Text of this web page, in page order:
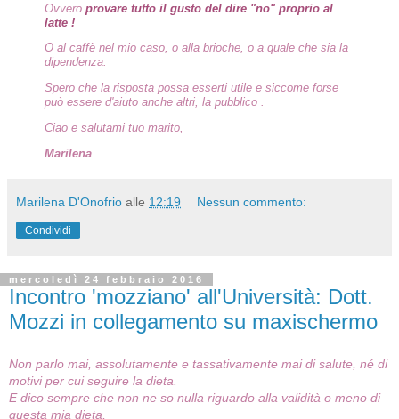
Ovvero provare tutto il gusto del dire "no" proprio al
latte !
O al caffè nel mio caso, o alla brioche, o a quale che sia la
dipendenza.
Spero che la risposta possa esserti utile e siccome forse
può essere d'aiuto anche altri, la pubblico .
Ciao e salutami tuo marito,
Marilena
Marilena D'Onofrio alle 12:19 Nessun commento:
Condividi
mercoledì 24 febbraio 2016
Incontro 'mozziano' all'Università: Dott.
Mozzi in collegamento su maxischermo
Non parlo mai, assolutamente e tassativamente mai di salute, né di
motivi per cui seguire la dieta.
E dico sempre che non ne so nulla riguardo alla validità o meno di
questa mia dieta,